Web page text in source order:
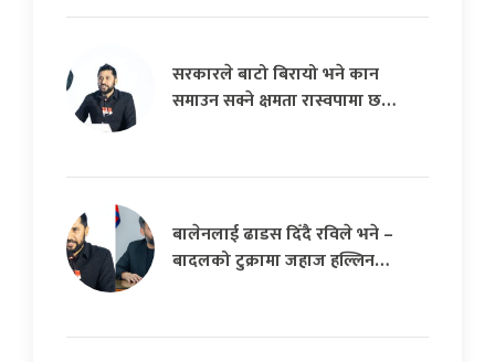
सरकारले बाटो बिरायो भने कान
समाउन सक्ने क्षमता रास्वपामा छ…
बालेनलाई ढाडस दिँदै रविले भने –
बादलको टुक्रामा जहाज हल्लिन…